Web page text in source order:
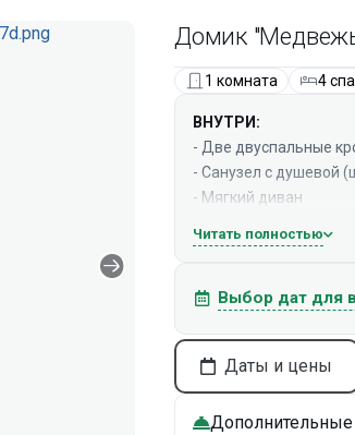
Домик
1 комната 4
ВНУТРИ:
- Две двуспальные
- Санузел с душевой
- Мягкий диван
- Соль, сахар, чай,
- Настольные игры,
- Гамак (в летний
- Мангальная зона с
- Костровая зона
Читать полностью
Выбор дат для
Даты и цены
Дополнительные